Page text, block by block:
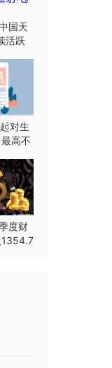
国天
活跃
对生
高不
度财
1354.7